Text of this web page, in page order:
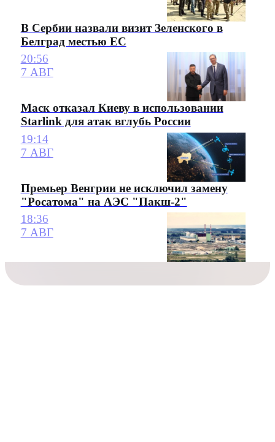
В Сербии назвали визит Зеленского в
Белград местью ЕС
20:56
7 АВГ
Маск отказал Киеву в использовании
Starlink для атак вглубь России
19:14
7 АВГ
Премьер Венгрии не исключил замену
"Росатома" на АЭС "Пакш-2"
18:36
7 АВГ